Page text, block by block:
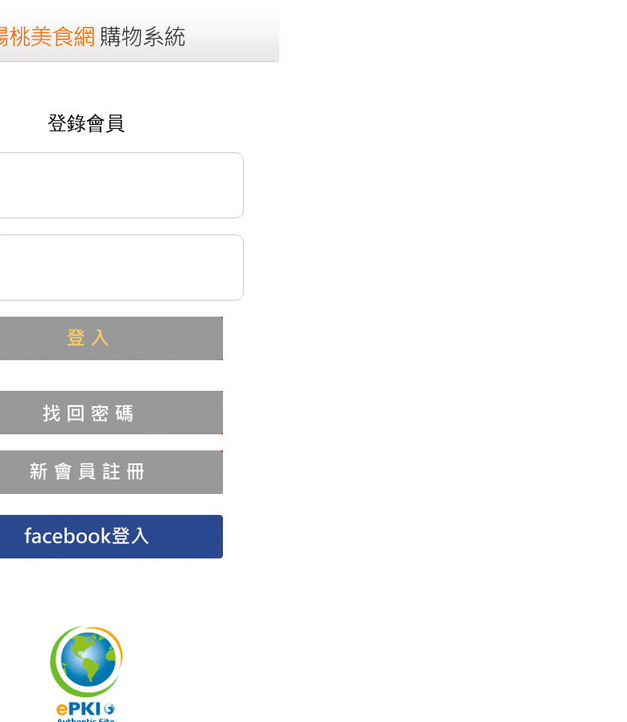
登錄會員